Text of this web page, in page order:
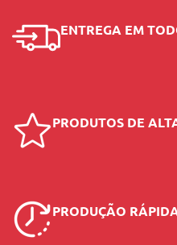
ENTREGA EM
PRODUTOS DE
PRODUÇÃO